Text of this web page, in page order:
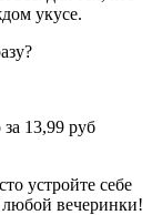
укусе.
13,99 руб
устройте себе
вечеринки!